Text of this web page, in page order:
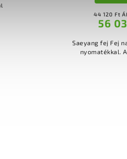
44 120 Ft
56
Saeyang fej Fej
nyomatékkal.